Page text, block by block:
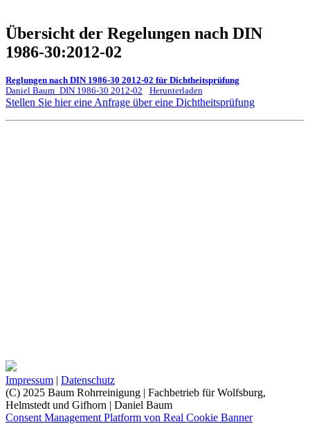
Übersicht der Regelungen nach DIN
1986-30:2012-02
Reglungen nach DIN 1986-30 2012-02 für Dichtheitsprüfung
Daniel Baum_DIN 1986-30 2012-02
Herunterladen
Stellen Sie hier eine Anfrage über eine Dichtheitsprüfung
Impressum | Datenschutz
(C) 2025 Baum Rohrreinigung | Fachbetrieb für Wolfsburg,
Helmstedt und Gifhorn | Daniel Baum
Consent Management Platform von Real Cookie Banner